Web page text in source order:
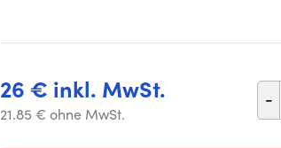
26 € inkl. MwSt.
21.85 € ohne MwSt.
-